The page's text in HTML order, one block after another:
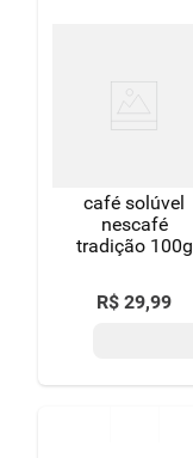
café solúvel
nescafé
tradição 100g
R$ 29,99